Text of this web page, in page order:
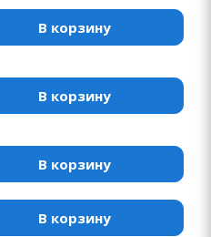
В корзину
В корзину
В корзину
В корзину